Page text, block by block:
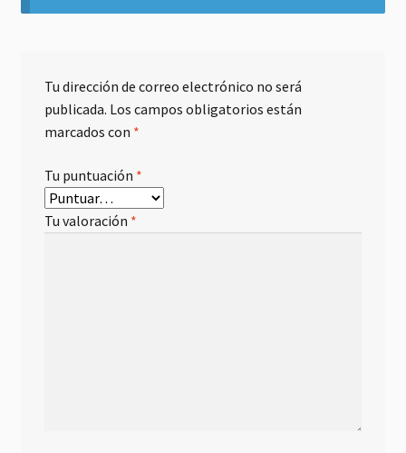
Tu dirección de correo electrónico no será
publicada. Los campos obligatorios están
marcados con *
Tu puntuación *
Tu valoración *